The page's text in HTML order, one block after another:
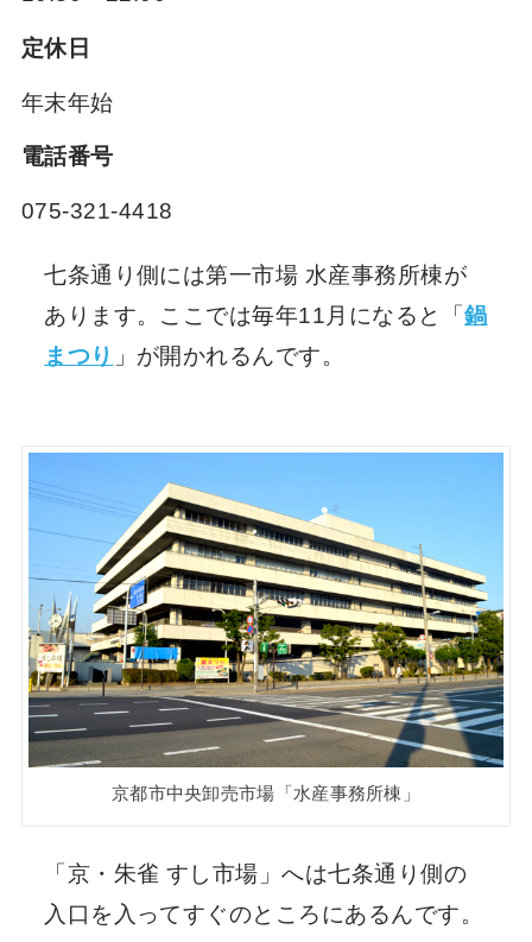
定休日
年末年始
電話番号
075-321-4418
七条通り側には第一市場 水産事務所棟が
あります。ここでは毎年11月になると「鍋
まつり 」が開かれるんです。
京都市中央卸売市場「水産事務所棟」
「京・朱雀 すし市場」へは七条通り側の
入口を入ってすぐのところにあるんです。